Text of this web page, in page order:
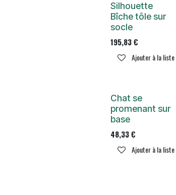
Silhouette
Bîche tôle sur
socle
195,83€
Ajouter à la
Chat se
promenant sur
base
48,33€
Ajouter à la